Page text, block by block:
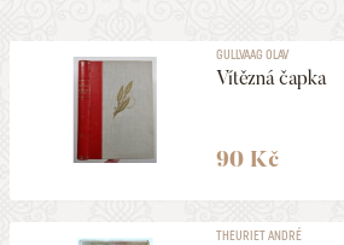
GULLVAAG OLAV
Vítězná čapka
90 Kč
THEURIET ANDRÉ